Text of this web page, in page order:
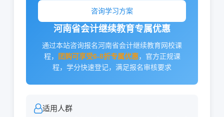
咨询学习方案
河南省会计继续教育专属优惠
通过本站咨询报名河南省会计继续教育网校课
程，
团购可享受6-8折专属优惠，官方正规课
程，学分快速登记，满足报名审核要求
适用人群